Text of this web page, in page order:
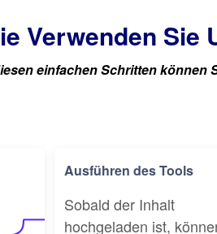
Verwenden Sie
einfachen Schritten können
Ausführen des Tools
Sobald der Inhalt
hochgeladen ist,